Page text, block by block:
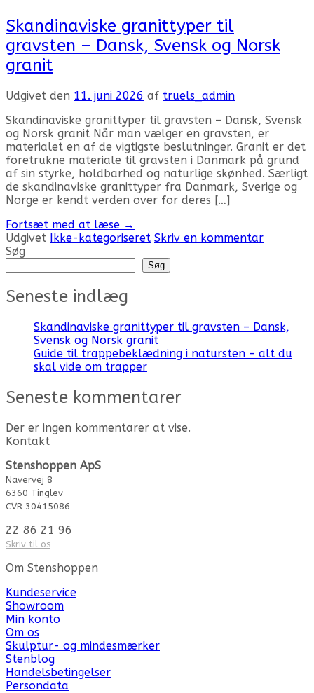
Skandinaviske granittyper til
gravsten – Dansk, Svensk og Norsk
granit
Udgivet den 11. juni 2026 af truels_admin
Skandinaviske granittyper til gravsten – Dansk, Svensk
og Norsk granit Når man vælger en gravsten, er
materialet en af de vigtigste beslutninger. Granit er det
foretrukne materiale til gravsten i Danmark på grund
af sin styrke, holdbarhed og naturlige skønhed. Særligt
de skandinaviske granittyper fra Danmark, Sverige og
Norge er kendt verden over for deres […]
Fortsæt med at læse →
Udgivet
Ikke-kategoriseret Skriv en kommentar
Søg
Søg
Seneste indlæg
Skandinaviske granittyper til gravsten – Dansk,
Svensk og Norsk granit
Guide til trappebeklædning i natursten – alt du
skal vide om trapper
Seneste kommentarer
Der er ingen kommentarer at vise.
Kontakt
Stenshoppen ApS
Navervej 8
6360 Tinglev
CVR 30415086
22 86 21 96
Skriv til os
Om Stenshoppen
Kundeservice
Showroom
Min konto
Om os
Skulptur- og mindesmærker
Stenblog
Handelsbetingelser
Persondata